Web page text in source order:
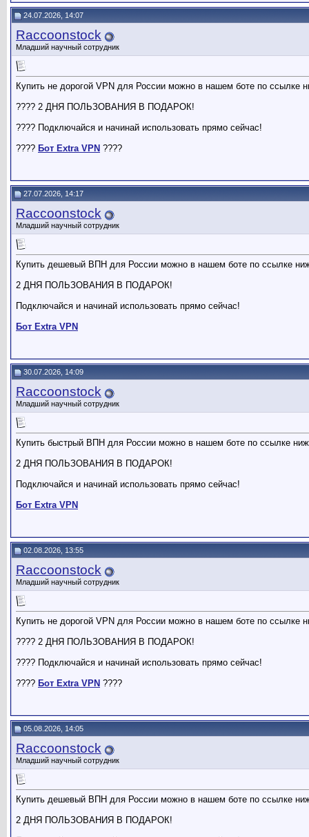
24.07.2026, 14:07
Raccoonstock
Младший научный сотрудник
Купить не дорогой VPN для России можно в нашем боте по ссылке
???? 2 ДНЯ ПОЛЬЗОВАНИЯ В ПОДАРОК!
???? Подключайся и начинай использовать прямо сейчас!
???? Бот Extra VPN ????
27.07.2026, 14:17
Raccoonstock
Младший научный сотрудник
Купить дешевый ВПН для России можно в нашем боте по ссылке
2 ДНЯ ПОЛЬЗОВАНИЯ В ПОДАРОК!
Подключайся и начинай использовать прямо сейчас!
Бот Extra VPN
30.07.2026, 14:09
Raccoonstock
Младший научный сотрудник
Купить быстрый ВПН для России можно в нашем боте по ссылке
2 ДНЯ ПОЛЬЗОВАНИЯ В ПОДАРОК!
Подключайся и начинай использовать прямо сейчас!
Бот Extra VPN
02.08.2026, 13:55
Raccoonstock
Младший научный сотрудник
Купить не дорогой VPN для России можно в нашем боте по ссылке
???? 2 ДНЯ ПОЛЬЗОВАНИЯ В ПОДАРОК!
???? Подключайся и начинай использовать прямо сейчас!
???? Бот Extra VPN ????
05.08.2026, 14:05
Raccoonstock
Младший научный сотрудник
Купить дешевый ВПН для России можно в нашем боте по ссылке
2 ДНЯ ПОЛЬЗОВАНИЯ В ПОДАРОК!